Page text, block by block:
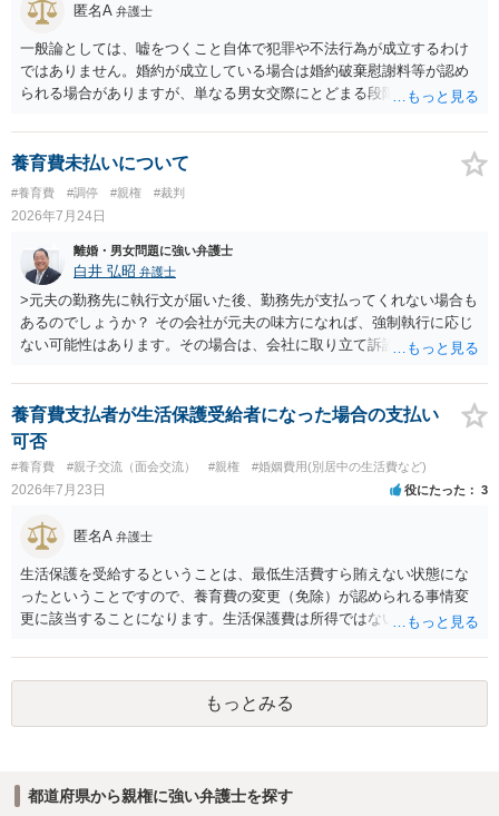
匿名A 弁護士
一般論としては、嘘をつくこと自体で犯罪や不法行為が成立するわけ
ではありません。婚約が成立している場合は婚約破棄慰謝料等が認め
られる場合がありますが、単なる男女交際にとどまる段階の場合、独
慰謝料は生じないことが多いと思われます。 お怒りはごもっともです
が、仮に交際を進めたとしても後に相手を信頼できなくなる可能性が
高かったということですので、むしろ結婚しなくてよかったと割り切
って、交際を終わらせるのがよいと思います。
養育費未払いについて
#養育費 #調停 #親権 #裁判
2026年7月24日
離婚・男女問題に強い弁護士
白井 弘昭 弁護士
>元夫の勤務先に執行文が届いた後、勤務先が支払ってくれない場合も
あるのでしょうか？ その会社が元夫の味方になれば、強制執行に応じ
ない可能性はあります。その場合は、会社に取り立て訴訟を行うこと
押さえ、元夫名義の車の差し押さえ競売などを検討します。 ＞何もで
きなかった場合は、公正証書の原本は戻ってくるのでしょうか？ 取れ
ても取れなくても、執行裁判所に原本の還付請求を行えば還付されま
す。 ＞他の弁護士さんに再度依頼できるのでしょうか？ できます。た
だ、取れなかった場合に取り立て訴訟等を起こしてもらえば、他の弁
護士に頼む必要は無いでしょう。 以上、ご参考まで。
養育費支払者が生活保護受給者になった場合の支払い
可否
#養育費 #親子交流（面会交流） #親権 #婚姻費用(別居中の生活費など)
2026年7月23日 役にたった 3
匿名A 弁護士
生活保護を受給するということは、最低生活費すら賄えない状態にな
ったということですので、養育費の変更（免除）が認められる事情変
更に該当することになります。生活保護費は所得ではないので、「保
支払った場合に返還請求権が認められたり役所から何らかのペナルテ
ィが課されたりするわけではなく、「残りのお金で自己責任で生活せ
よ」ということになるので、生活保護を受給することになった時はす
みやかに合意のための話し合いあるいは調停申立てをすべきでしょ
もっとみる
都道府県から親権に強い弁護士を探す